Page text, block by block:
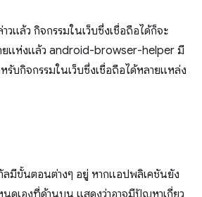
วแล้ว กิจกรรมในเว็บซึ่งเชื่อถือได้ก็จะ
ยแห่งแล้ว android-browser-helper มี
รับกิจกรรมในเว็บซึ่งเชื่อถือได้หลายแหล่ง
ลมีขั้นตอนต่างๆ อยู่ หากแอปพลิเคชันยัง
เองที่ด้านบน แสดงว่าอาจมีปัญหาเกี่ยว